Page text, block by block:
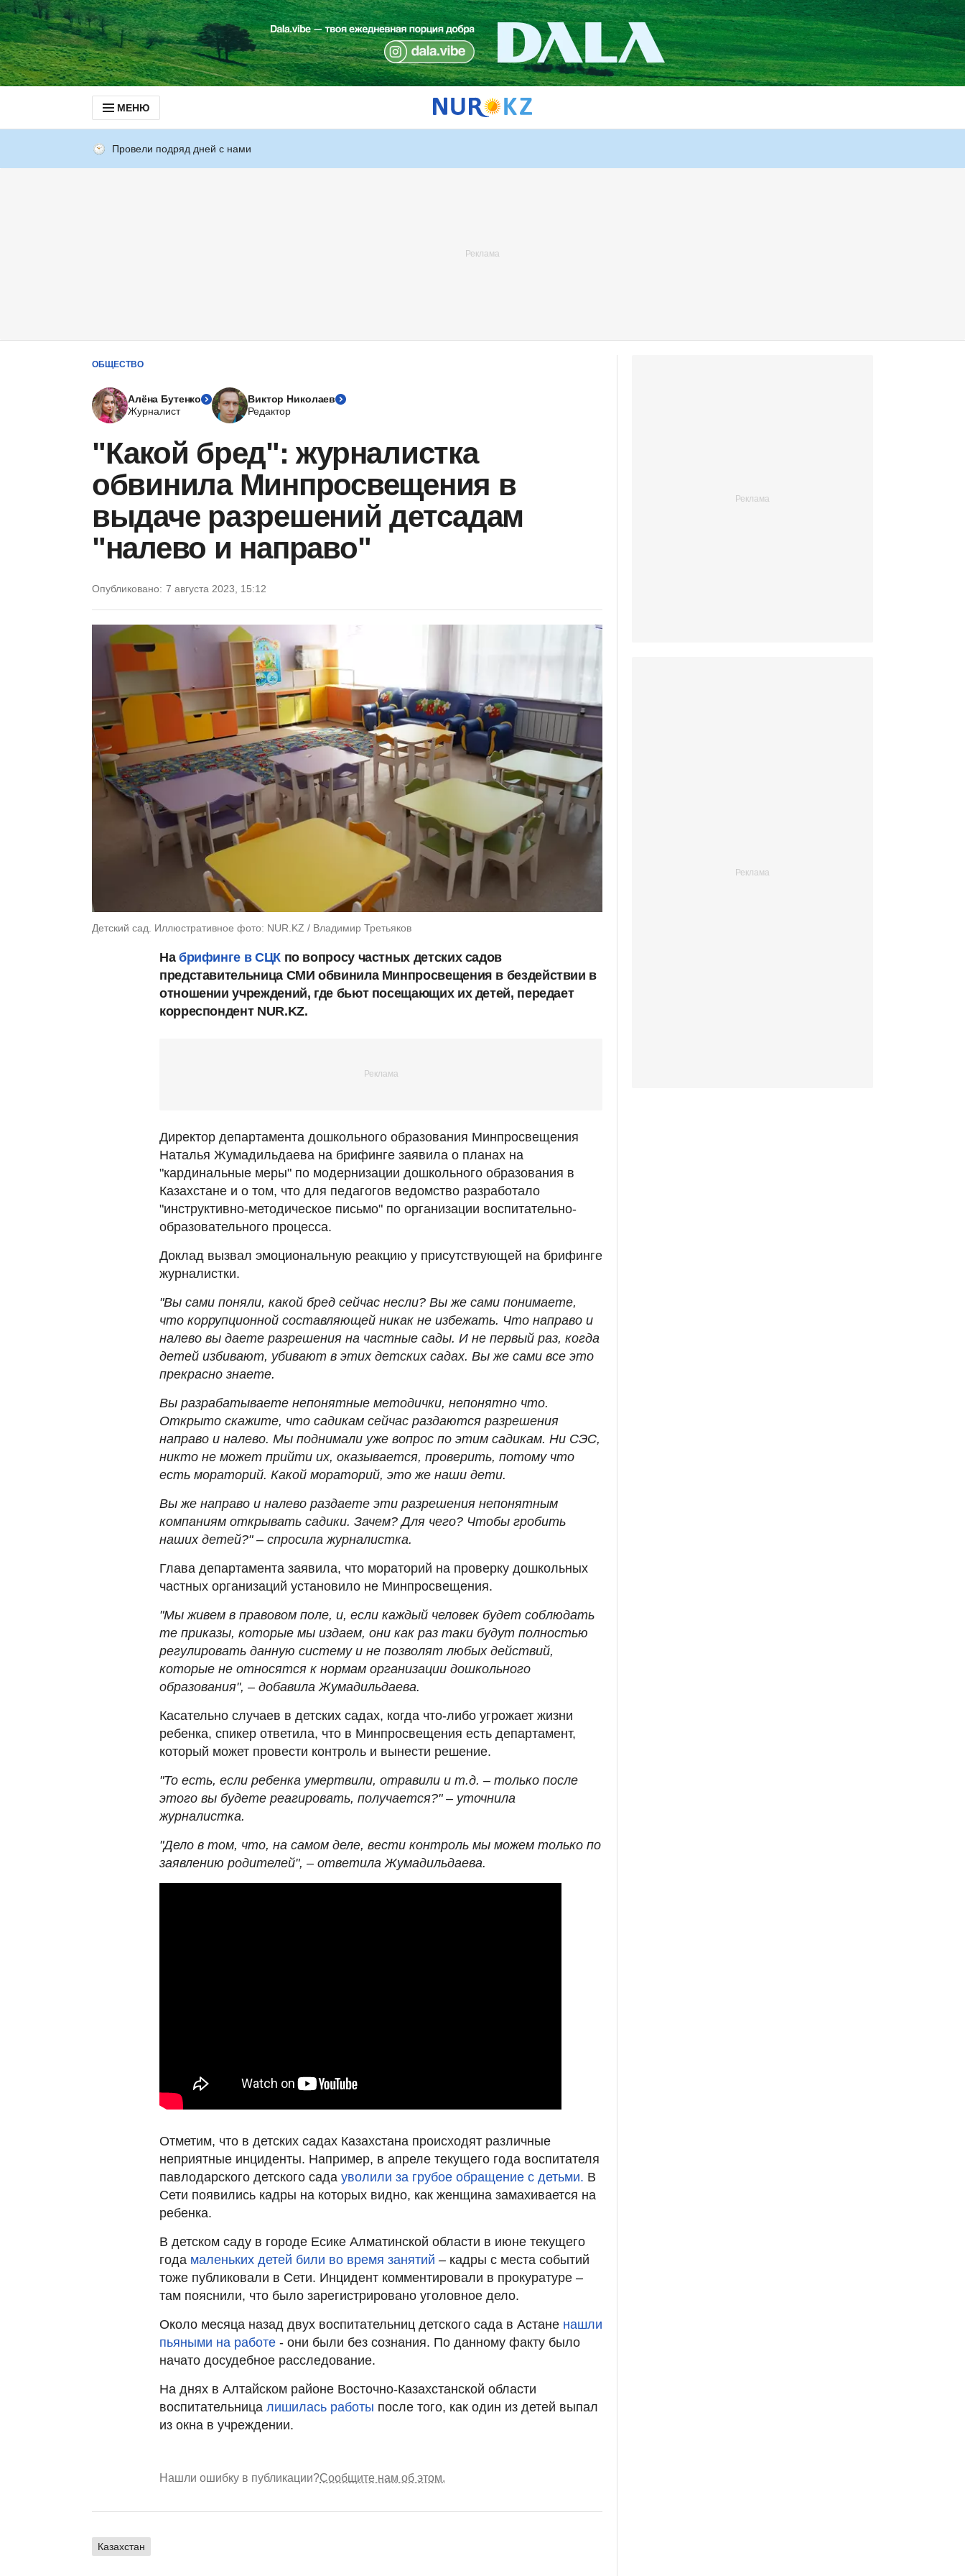
МЕНЮ
Провели подряд дней с нами
ОБЩЕСТВО
Алёна Бутенко
Журналист
Виктор Николаев
Редактор
"Какой бред": журналистка
обвинила Минпросвещения в
выдаче разрешений детсадам
"налево и направо"
Опубликовано: 7 августа 2023, 15:12
Детский сад. Иллюстративное фото: NUR.KZ / Владимир Третьяков
На брифинге в СЦКпо вопросу частных детских садов
представительница СМИ обвинила Минпросвещения в бездействии в
отношении учреждений, где бьют посещающих их детей, передает
корреспондент NUR.KZ.
Директор департамента дошкольного образования Минпросвещения
Наталья Жумадильдаева на брифинге заявила о планах на
"кардинальные меры" по модернизации дошкольного образования в
Казахстане и о том, что для педагогов ведомство разработало
"инструктивно-методическое письмо" по организации воспитательно-
образовательного процесса.
Доклад вызвал эмоциональную реакцию у присутствующей на брифинге
журналистки.
"Вы сами поняли, какой бред сейчас несли? Вы же сами понимаете,
что коррупционной составляющей никак не избежать. Что направо и
налево вы даете разрешения на частные сады. И не первый раз, когда
детей избивают, убивают в этих детских садах. Вы же сами все это
прекрасно знаете.
Вы разрабатываете непонятные методички, непонятно что.
Открыто скажите, что садикам сейчас раздаются разрешения
направо и налево. Мы поднимали уже вопрос по этим садикам. Ни СЭС,
никто не может прийти их, оказывается, проверить, потому что
есть мораторий. Какой мораторий, это же наши дети.
Вы же направо и налево раздаете эти разрешения непонятным
компаниям открывать садики. Зачем? Для чего? Чтобы гробить
наших детей?" – спросила журналистка.
Глава департамента заявила, что мораторий на проверку дошкольных
частных организаций установило не Минпросвещения.
"Мы живем в правовом поле, и, если каждый человек будет соблюдать
те приказы, которые мы издаем, они как раз таки будут полностью
регулировать данную систему и не позволят любых действий,
которые не относятся к нормам организации дошкольного
образования", – добавила Жумадильдаева.
Касательно случаев в детских садах, когда что-либо угрожает жизни
ребенка, спикер ответила, что в Минпросвещения есть департамент,
который может провести контроль и вынести решение.
"То есть, если ребенка умертвили, отравили и т.д. – только после
этого вы будете реагировать, получается?" – уточнила
журналистка.
"Дело в том, что, на самом деле, вести контроль мы можем только по
заявлению родителей", – ответила Жумадильдаева.
Отметим, что в детских садах Казахстана происходят различные
неприятные инциденты. Например, в апреле текущего года воспитателя
павлодарского детского сада уволили за грубое обращение с детьми. В
Сети появились кадры на которых видно, как женщина замахивается на
ребенка.
В детском саду в городе Есике Алматинской области в июне текущего
года маленьких детей били во время занятий – кадры с места событий
тоже публиковали в Сети. Инцидент комментировали в прокуратуре –
там пояснили, что было зарегистрировано уголовное дело.
Около месяца назад двух воспитательниц детского сада в Астане нашли
пьяными на работе - они были без сознания. По данному факту было
начато досудебное расследование.
На днях в Алтайском районе Восточно-Казахстанской области
воспитательница лишилась работы после того, как один из детей выпал
из окна в учреждении.
Нашли ошибку в публикации?Сообщите нам об этом.
Казахстан